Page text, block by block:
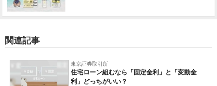
関連記事
東京証券取引所
住宅ローン組むなら「固定金利」と「変動金
利」どっちがいい？